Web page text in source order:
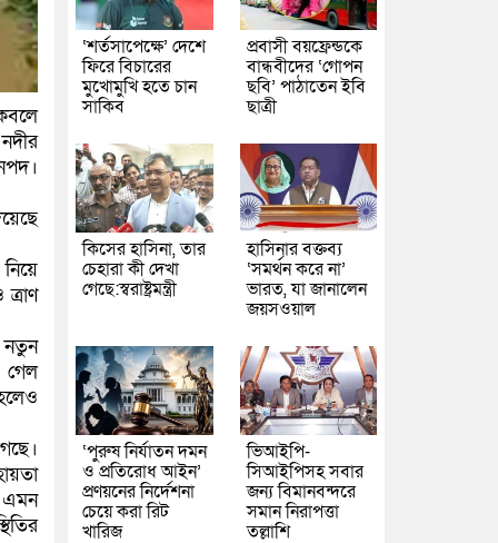
নতুন
গেল
এমন
‘শর্তসাপেক্ষে’ দেশে
ফিরে বিচারের
মুখোমুখি হতে চান
সাকিব
প্রবাসী বয়ফ্রেন্ডকে
বান্ধবীদের ‘গোপন
ছবি’ পাঠাতেন ইবি
ছাত্রী
কিসের হাসিনা, তার
চেহারা কী দেখা
গেছে:স্বরাষ্ট্রমন্ত্রী
হাসিনার বক্তব্য
‘সমর্থন করে না’
ভারত, যা জানালেন
জয়সওয়াল
‘পুরুষ নির্যাতন দমন
ও প্রতিরোধ আইন’
প্রণয়নের নির্দেশনা
চেয়ে করা রিট
খারিজ
ভিআইপি-
সিআইপিসহ সবার
জন্য বিমানবন্দরে
সমান নিরাপত্তা
তল্লাশি